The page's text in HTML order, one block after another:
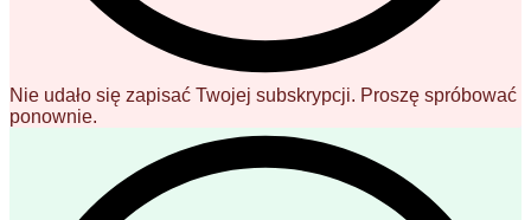
Nie udało się zapisać Twojej subskrypcji. Proszę spróbować
ponownie.